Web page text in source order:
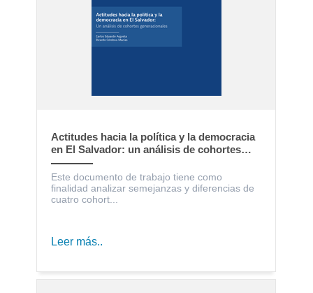
Actitudes hacia la política y la democracia
en El Salvador: un análisis de cohortes
generacionales
Este documento de trabajo tiene como
finalidad analizar semejanzas y diferencias de
cuatro cohort...
Leer más..